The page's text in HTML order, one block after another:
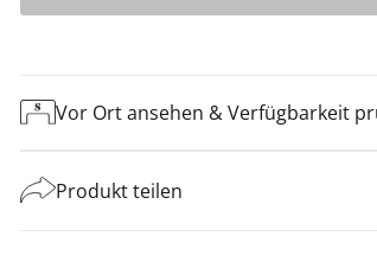
Vor Ort ansehen & Verfügbarkeit
Produkt teilen